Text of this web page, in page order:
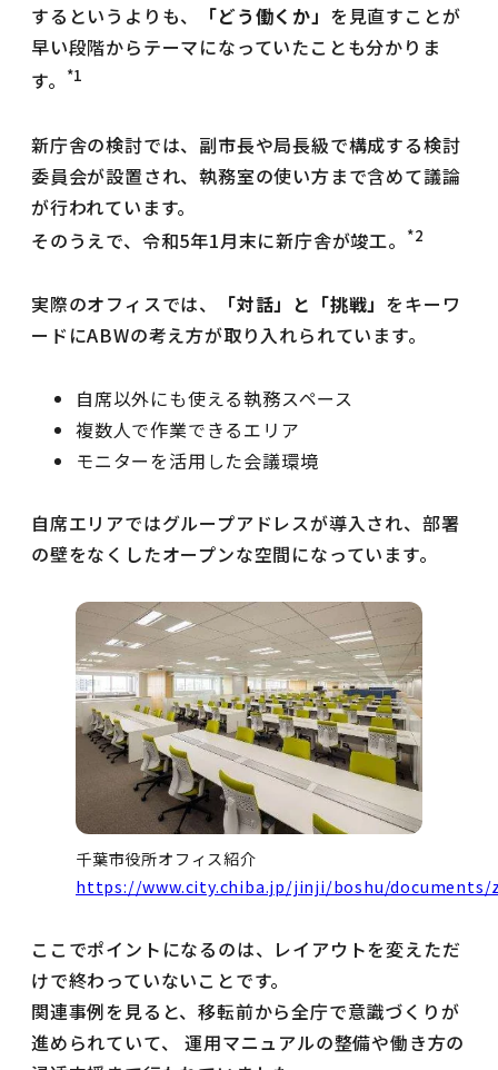
するというよりも、
「どう働くか」 を見直すことが
早い段階からテーマになっていたことも分かりま
す。
*1
新庁舎の検討では、副市長や局長級で構成する検討
委員会が設置され、執務室の使い方まで含めて議論
が行われています。
そのうえで、令和5年1月末に新庁舎が竣工。
*2
実際のオフィスでは、 「対話」と「挑戦」 をキーワ
ードにABWの考え方が取り入れられています。
自席以外にも使える執務スペース
複数人で作業できるエリア
モニターを活用した会議環境
自席エリアではグループアドレスが導入され、部署
の壁をなくしたオープンな空間になっています。
千葉市役所オフィス紹介
https://www.city.chiba.jp/jinji/boshu/documents/
ここでポイントになるのは、レイアウトを変えただ
けで終わっていないことです。
関連事例を見ると、移転前から全庁で意識づくりが
進められていて、 運用マニュアルの整備や働き方の